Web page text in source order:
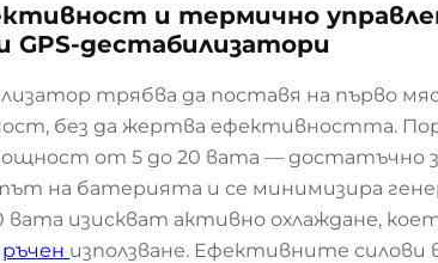
и термично
дестабилизатори
трябва да поставя на първо
без да жертва ефективността.
от 5 до 20 вата — достатъчно
на батерията и се минимизира
изискват активно охлаждане,
ръчен използване. Ефективните силови